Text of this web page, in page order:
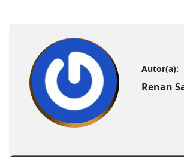
Autor(a):
Renan